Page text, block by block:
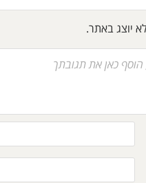
יוצג באתר.